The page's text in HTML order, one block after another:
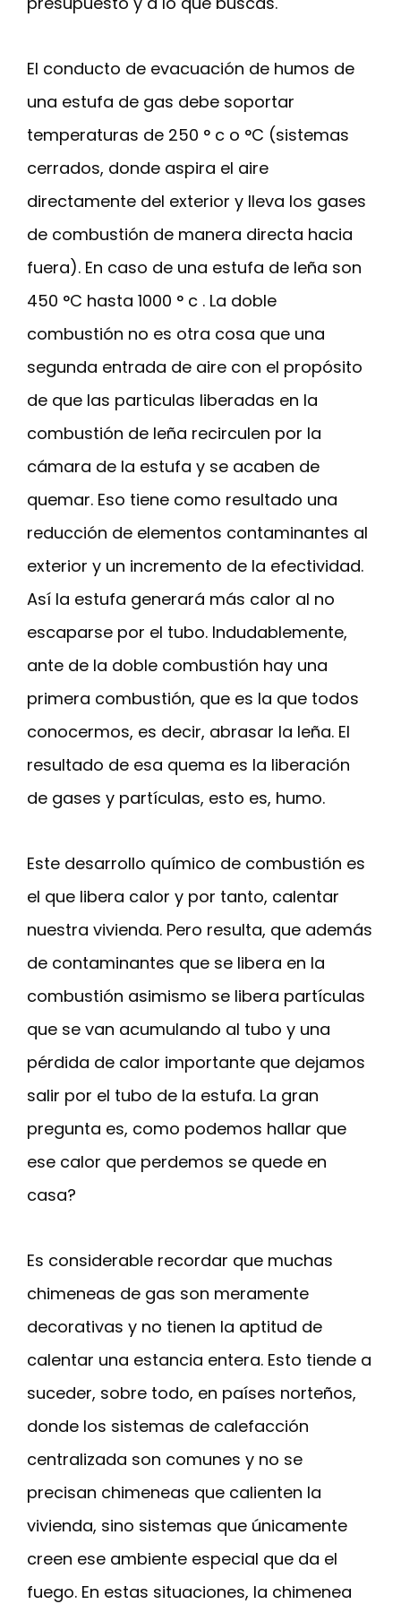
El conducto de evacuación de humos de
una estufa de gas debe soportar
temperaturas de 250 ° c o °C (sistemas
cerrados, donde aspira el aire
directamente del exterior y lleva los gases
de combustión de manera directa hacia
fuera). En caso de una estufa de leña son
450 °C hasta 1000 ° c . La doble
combustión no es otra cosa que una
segunda entrada de aire con el propósito
de que las particulas liberadas en la
combustión de leña recirculen por la
cámara de la estufa y se acaben de
quemar. Eso tiene como resultado una
reducción de elementos contaminantes al
exterior y un incremento de la efectividad.
Así la estufa generará más calor al no
escaparse por el tubo. Indudablemente,
ante de la doble combustión hay una
primera combustión, que es la que todos
conocermos, es decir, abrasar la leña. El
resultado de esa quema es la liberación
de gases y partículas, esto es, humo.
Este desarrollo químico de combustión es
el que libera calor y por tanto, calentar
nuestra vivienda. Pero resulta, que además
de contaminantes que se libera en la
combustión asimismo se libera partículas
que se van acumulando al tubo y una
pérdida de calor importante que dejamos
salir por el tubo de la estufa. La gran
pregunta es, como podemos hallar que
ese calor que perdemos se quede en
casa?
Es considerable recordar que muchas
chimeneas de gas son meramente
decorativas y no tienen la aptitud de
calentar una estancia entera. Esto tiende a
suceder, sobre todo, en países norteños,
donde los sistemas de calefacción
centralizada son comunes y no se
precisan chimeneas que calienten la
vivienda, sino sistemas que únicamente
creen ese ambiente especial que da el
fuego. En estas situaciones, la chimenea